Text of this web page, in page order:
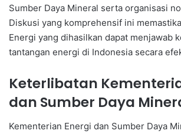
Sumber Daya Mineral serta organisasi
Diskusi yang komprehensif ini
Energi yang dihasilkan dapat menjawab
tantangan energi di Indonesia secara
Keterlibatan
dan Sumber Daya
Kementerian Energi dan Sumber Daya